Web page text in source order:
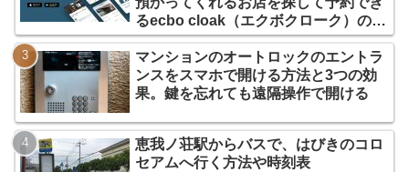
るecbo cloak（エクボクローク）の使
い方
マンションのオートロックのエントラ
ンスをスマホで開ける方法と3つの効
果。鍵を忘れても遠隔操作で開ける
恵我ノ荘駅からバスで、はびきのコロ
セアムへ行く方法や時刻表